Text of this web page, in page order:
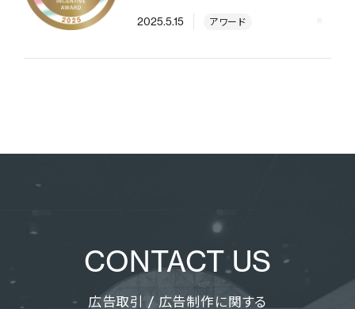
2025.5.15 アワード
CONTACT US
広告取引 / 広告制作に関する